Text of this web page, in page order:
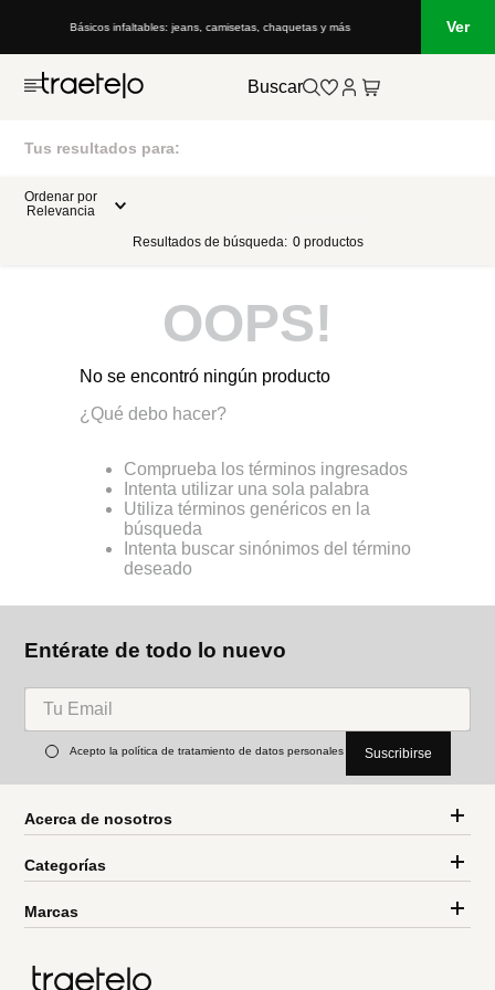
Básicos infaltables: jeans, camisetas, chaquetas y más Ver
Buscar
Tus resultados para:
Ordenar por
Relevancia
Resultados de búsqueda: 0 productos
OOPS!
No se encontró ningún producto
¿Qué debo hacer?
Comprueba los términos ingresados
Intenta utilizar una sola palabra
Utiliza términos genéricos en la
búsqueda
Intenta buscar sinónimos del término
deseado
Entérate de todo lo nuevo
Acepto la política de tratamiento de datos personales Suscribirse
Acerca de nosotros
Categorías
Marcas